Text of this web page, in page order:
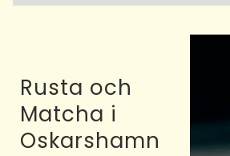
Rusta och
Matcha i
Oskarshamn